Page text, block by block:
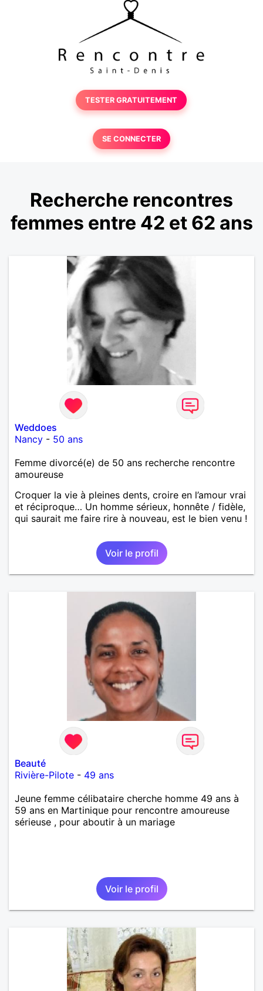
TESTER GRATUITEMENT
SE CONNECTER
Recherche rencontres
femmes entre 42 et 62 ans
Weddoes
Nancy - 50 ans
Femme divorcé(e) de 50 ans recherche rencontre
amoureuse
Croquer la vie à pleines dents, croire en l’amour vrai
et réciproque… Un homme sérieux, honnête / fidèle,
qui saurait me faire rire à nouveau, est le bien venu !
Voir le profil
Beauté
Rivière-Pilote - 49 ans
Jeune femme célibataire cherche homme 49 ans à
59 ans en Martinique pour rencontre amoureuse
sérieuse , pour aboutir à un mariage
Voir le profil